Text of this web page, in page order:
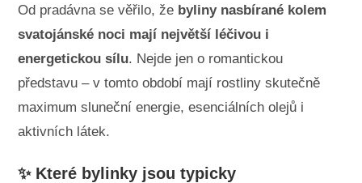
Od pradávna se věřilo, že byliny nasbírané kolem
svatojánské noci mají největší léčivou i
energetickou sílu. Nejde jen o romantickou
představu – v tomto období mají rostliny skutečně
maximum sluneční energie, esenciálních olejů i
aktivních látek.
✨ Které bylinky jsou typicky